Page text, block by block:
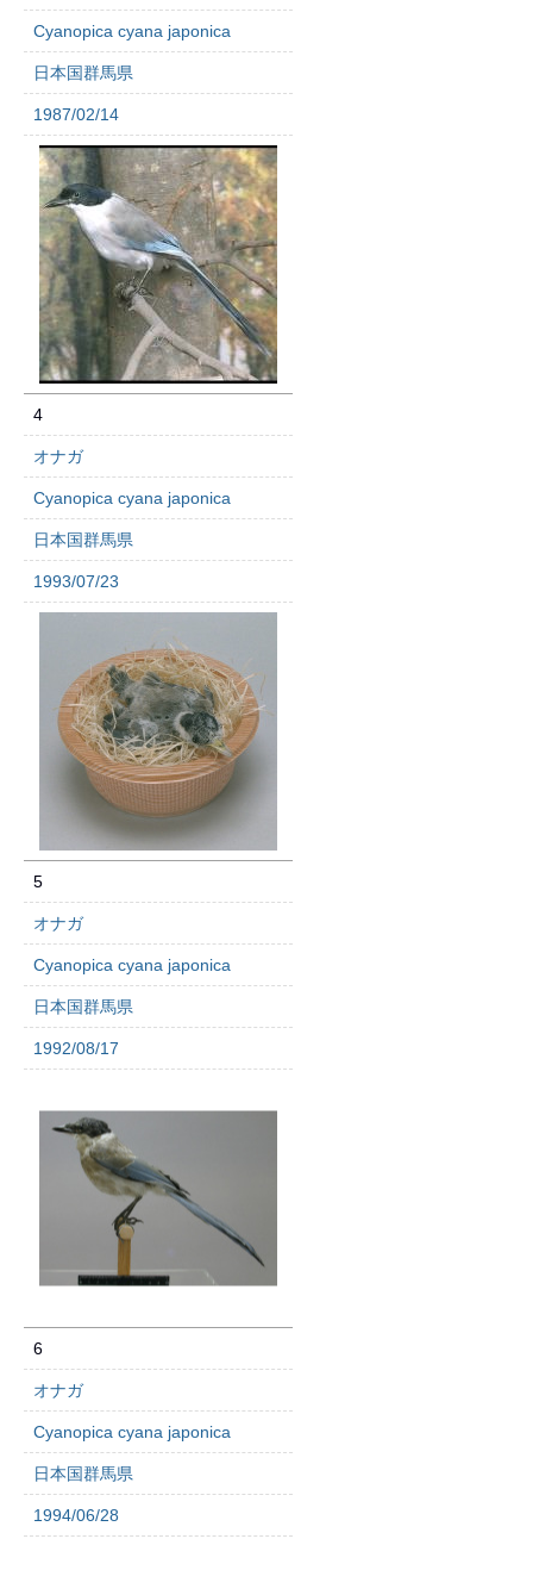
Cyanopica cyana japonica
日本国群馬県
1987/02/14
4
オナガ
Cyanopica cyana japonica
日本国群馬県
1993/07/23
5
オナガ
Cyanopica cyana japonica
日本国群馬県
1992/08/17
6
オナガ
Cyanopica cyana japonica
日本国群馬県
1994/06/28